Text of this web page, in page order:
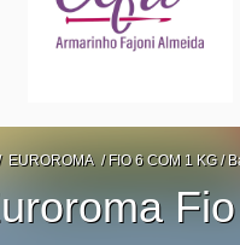
EUROROMA / FIO 6 COM 1 KG /